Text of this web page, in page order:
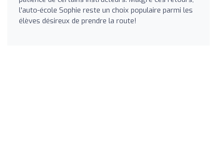
l'auto-école Sophie reste un choix populaire parmi les
élèves désireux de prendre la route!